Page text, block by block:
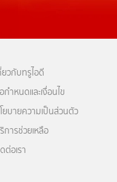
ยวกับทรูไอดี
กำหนดและเงื่อนไข
ยบายความเป็นส่วนตัว
การช่วยเหลือ
ต่อเรา